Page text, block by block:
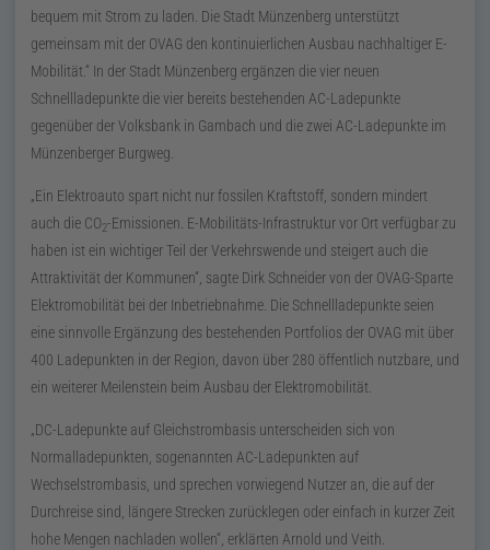
bequem mit Strom zu laden. Die Stadt Münzenberg unterstützt
gemeinsam mit der OVAG den kontinuierlichen Ausbau nachhaltiger E-
Mobilität.“ In der Stadt Münzenberg ergänzen die vier neuen
Schnellladepunkte die vier bereits bestehenden AC-Ladepunkte
gegenüber der Volksbank in Gambach und die zwei AC-Ladepunkte im
Münzenberger Burgweg.
„Ein Elektroauto spart nicht nur fossilen Kraftstoff, sondern mindert
auch die CO2-Emissionen. E-Mobilitäts-Infrastruktur vor Ort verfügbar zu
haben ist ein wichtiger Teil der Verkehrswende und steigert auch die
Attraktivität der Kommunen“, sagte Dirk Schneider von der OVAG-Sparte
Elektromobilität bei der Inbetriebnahme. Die Schnellladepunkte seien
eine sinnvolle Ergänzung des bestehenden Portfolios der OVAG mit über
400 Ladepunkten in der Region, davon über 280 öffentlich nutzbare, und
ein weiterer Meilenstein beim Ausbau der Elektromobilität.
„DC-Ladepunkte auf Gleichstrombasis unterscheiden sich von
Normalladepunkten, sogenannten AC-Ladepunkten auf
Wechselstrombasis, und sprechen vorwiegend Nutzer an, die auf der
Durchreise sind, längere Strecken zurücklegen oder einfach in kurzer Zeit
hohe Mengen nachladen wollen“, erklärten Arnold und Veith.